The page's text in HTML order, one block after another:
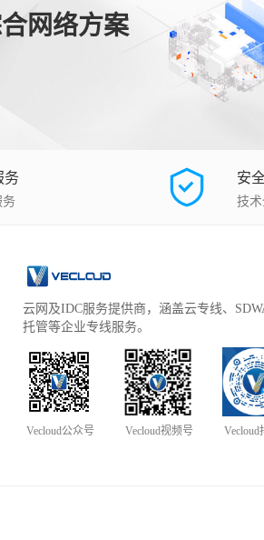
网络方案
务 安
技
云网及IDC服务提供商，涵盖云专线、
托管等企业专线服务。
Vecloud公众号 Vecloud视频号 Vecloud